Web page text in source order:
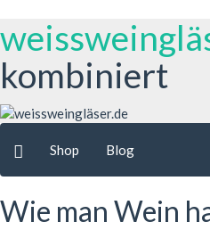
kombiniert
Shop Blog
Wie man Wein